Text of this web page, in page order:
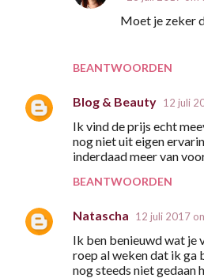
BEANTWOORDEN
Moet je zeker
Blog & Beauty 12 juli
Ik vind de prijs echt
nog niet uit eigen
inderdaad meer van
BEANTWOORDEN
Natascha 12 juli 2017
Ik ben benieuwd wat je
roep al weken dat ik ga
nog steeds niet gedaan